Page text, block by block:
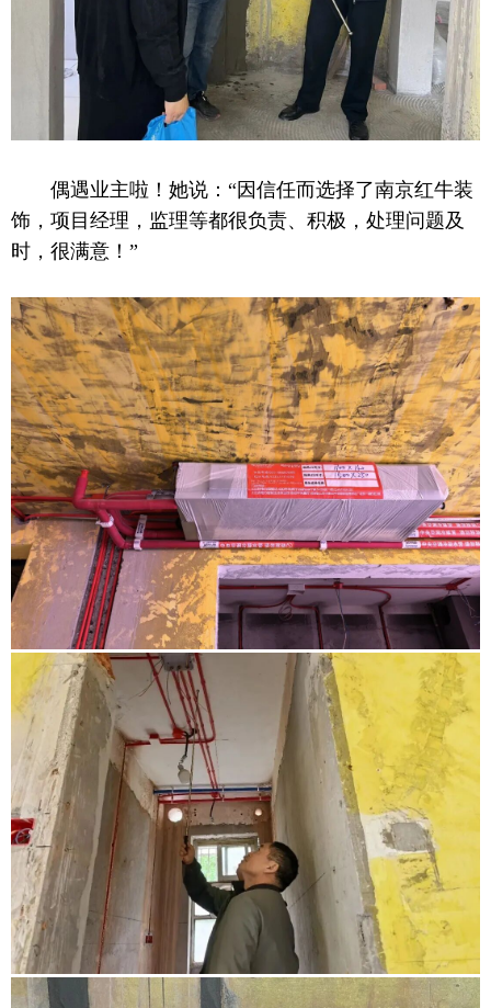
偶遇业主啦！她说：“因信任而选择了南京红牛装
饰，项目经理，监理等都很负责、积极，处理问题及
时，很满意！”